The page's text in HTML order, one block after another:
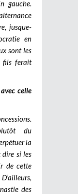
gauche.
jusque-
en
sont les
fils ferait
celle
du
la
dire si les
de cette
des